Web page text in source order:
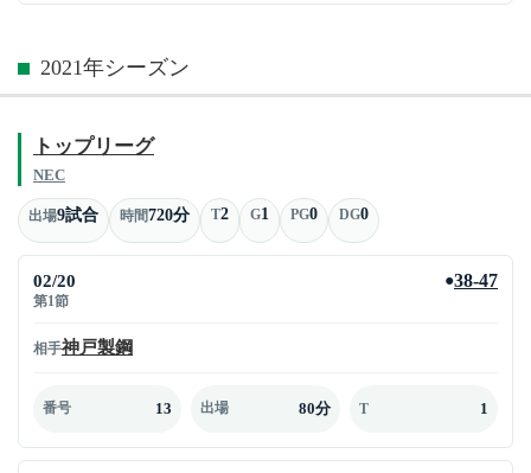
2021年シーズン
トップリーグ
NEC
出場9試合 時間720分 T2 G1 PG0 DG0
02/20
第1節
●38-47
相手神戸製鋼
番号 13 出場 80分 T 1